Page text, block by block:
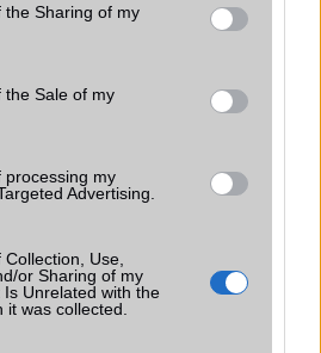
usage behaviour. You may click to
Google and its third-party tags to
purposes in below Google
the Sharing of my
the Sale of my
processing my
Advertising.
Use,
or Sharing of my
Unrelated with the
was collected.
jó 1 nagyon okos mp3
a design! csak aztnemtom hogy